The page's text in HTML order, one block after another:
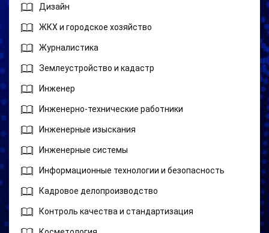
Дизайн
ЖКХ и городское хозяйство
Журналистика
Землеустройство и кадастр
Инженер
Инженерно-технические работники
Инженерные изыскания
Инженерные системы
Информационные технологии и безопасность
Кадровое делопроизводство
Контроль качества и стандартизация